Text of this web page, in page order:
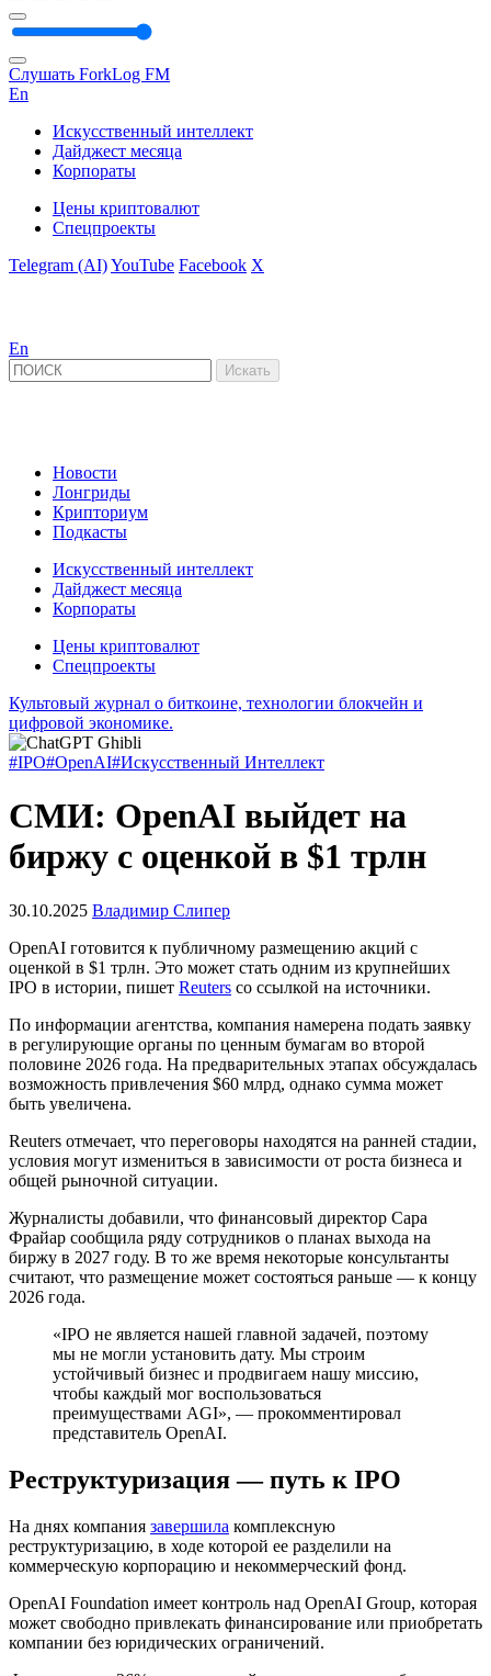
Слушать ForkLog FM
En
Искусственный интеллект
Дайджест месяца
Корпораты
Цены криптовалют
Спецпроекты
Telegram (AI)YouTube Facebook X
En
Новости
Лонгриды
Крипториум
Подкасты
Искусственный интеллект
Дайджест месяца
Корпораты
Цены криптовалют
Спецпроекты
Культовый журнал о биткоине, технологии блокчейн и
цифровой экономике.
#IPO#OpenAI#Искусственный Интеллект
СМИ: OpenAI выйдет на
биржу с оценкой в $1 трлн
30.10.2025 Владимир Слипер
OpenAI готовится к публичному размещению акций с
оценкой в $1 трлн. Это может стать одним из крупнейших
IPO в истории, пишет Reuters со ссылкой на источники.
По информации агентства, компания намерена подать заявку
в регулирующие органы по ценным бумагам во второй
половине 2026 года. На предварительных этапах обсуждалась
возможность привлечения $60 млрд, однако сумма может
быть увеличена.
Reuters отмечает, что переговоры находятся на ранней стадии,
условия могут измениться в зависимости от роста бизнеса и
общей рыночной ситуации.
Журналисты добавили, что финансовый директор Сара
Фрайар сообщила ряду сотрудников о планах выхода на
биржу в 2027 году. В то же время некоторые консультанты
считают, что размещение может состояться раньше — к концу
2026 года.
«IPO не является нашей главной задачей, поэтому
мы не могли установить дату. Мы строим
устойчивый бизнес и продвигаем нашу миссию,
чтобы каждый мог воспользоваться
преимуществами AGI», — прокомментировал
представитель OpenAI.
Реструктуризация — путь к IPO
На днях компания завершила комплексную
реструктуризацию, в ходе которой ее разделили на
коммерческую корпорацию и некоммерческий фонд.
OpenAI Foundation имеет контроль над OpenAI Group, которая
может свободно привлекать финансирование или приобретать
компании без юридических ограничений.